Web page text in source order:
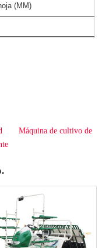
(MM)
Máquina de cultivo de